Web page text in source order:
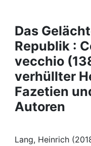
Projects
People
Institutions
Awards
Das
Republik :
vecchio
verhüllter
Fazetien
Autoren
Lang, Heinrich